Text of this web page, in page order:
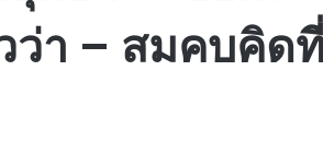
ว่า – สมคบคิด